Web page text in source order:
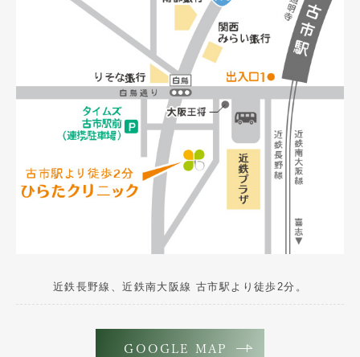
近鉄長野線、近鉄南大阪線 古市駅より徒歩2分。
GOOGLE MAP